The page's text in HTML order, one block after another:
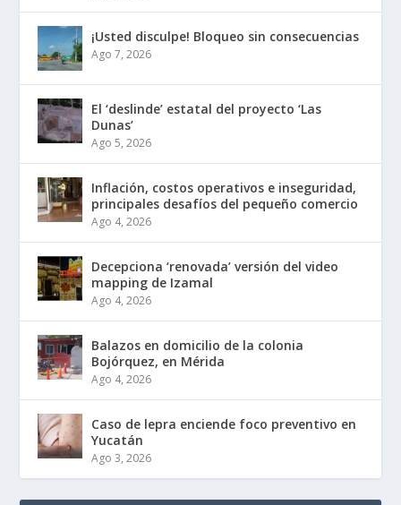
¡Usted disculpe! Bloqueo sin consecuencias
Ago 7, 2026
El ‘deslinde’ estatal del proyecto ‘Las
Dunas’
Ago 5, 2026
Inflación, costos operativos e inseguridad,
principales desafíos del pequeño comercio
Ago 4, 2026
Decepciona ‘renovada’ versión del video
mapping de Izamal
Ago 4, 2026
Balazos en domicilio de la colonia
Bojórquez, en Mérida
Ago 4, 2026
Caso de lepra enciende foco preventivo en
Yucatán
Ago 3, 2026